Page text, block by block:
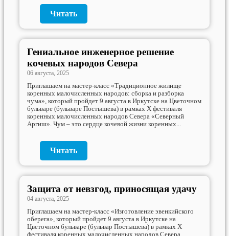
Читать
Гениальное инженерное решение
кочевых народов Севера
06 августа, 2025
Приглашаем на мастер-класс «Традиционное жилище
коренных малочисленных народов: сборка и разборка
чума», который пройдет 9 августа в Иркутске на Цветочном
бульваре (бульваре Постышева) в рамках Х фестиваля
коренных малочисленных народов Севера «Северный
Аргиш». Чум – это сердце кочевой жизни коренных...
Читать
Защита от невзгод, приносящая удачу
04 августа, 2025
Приглашаем на мастер-класс «Изготовление эвенкийского
оберега», который пройдет 9 августа в Иркутске на
Цветочном бульваре (бульвар Постышева) в рамках Х
фестиваля коренных малочисленных народов Севера